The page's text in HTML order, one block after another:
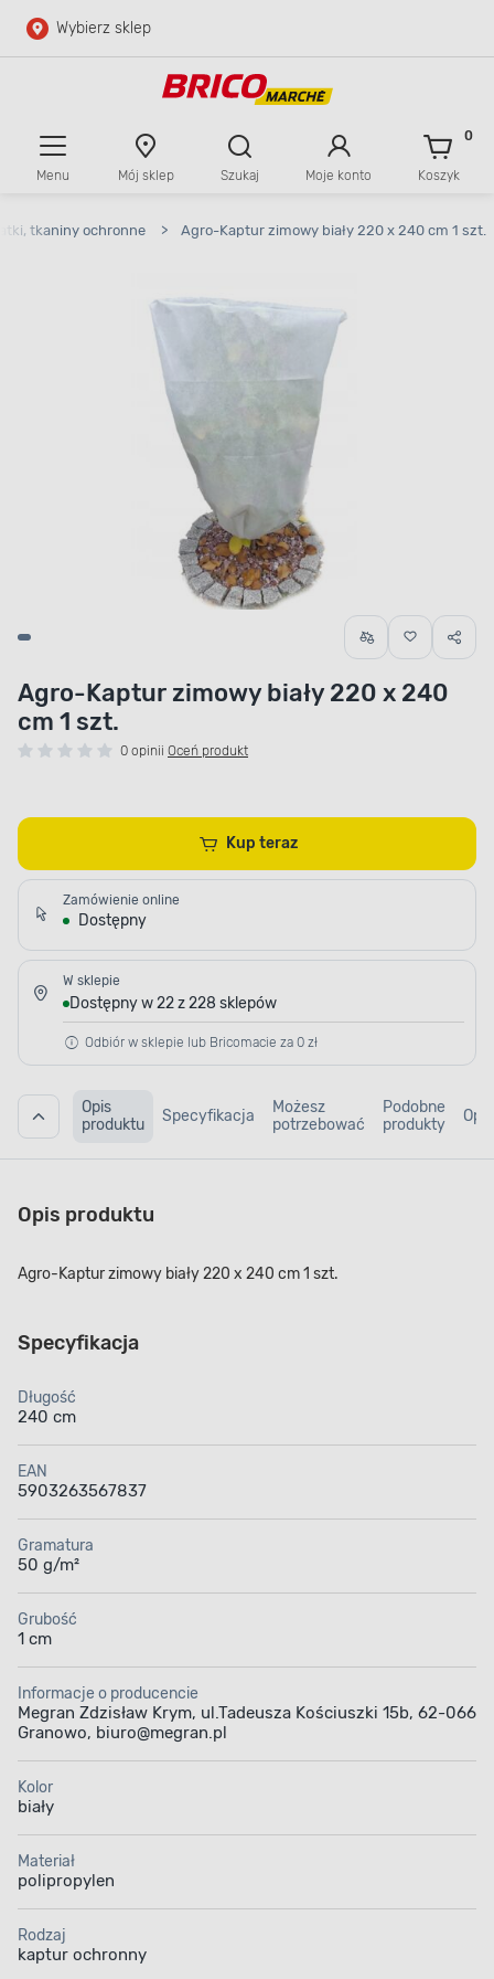
Przejdź do głównej zawartości
Wybierz sklep
Menu Mój sklep Szukaj Moje konto Koszyk
0
tkaniny ochronne > Agro-Kaptur zimowy biały 220 x 240 cm 1 szt.
Agro-Kaptur zimowy biały 220 x 240
cm 1 szt.
0 opinii Oceń produkt
Kup teraz
Zamówienie online
Dostępny
W sklepie
Dostępny w 22 z 228 sklepów
Odbiór w sklepie lub Bricomacie za 0 zł
Opis
produktu
Specyfikacja
Możesz
potrzebować
Podobne
produkty
Opis produktu
Agro-Kaptur zimowy biały 220 x 240 cm 1 szt.
Specyfikacja
Długość
240 cm
EAN
5903263567837
Gramatura
50 g/m²
Grubość
1 cm
Informacje o producencie
Megran Zdzisław Krym, ul.Tadeusza Kościuszki 15b, 62-066
Granowo, biuro@megran.pl
Kolor
biały
Materiał
polipropylen
Rodzaj
kaptur ochronny